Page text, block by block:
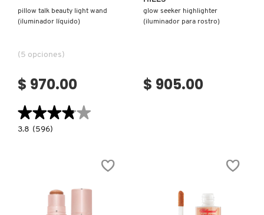
pillow talk beauty light wand
(iluminador líquido)
(5 opciones)
$ 970.00
★★★★★
★★★★★
3.8
3.8 (596)
glow seeker highlighter
(iluminador para rostro)
$ 905.00